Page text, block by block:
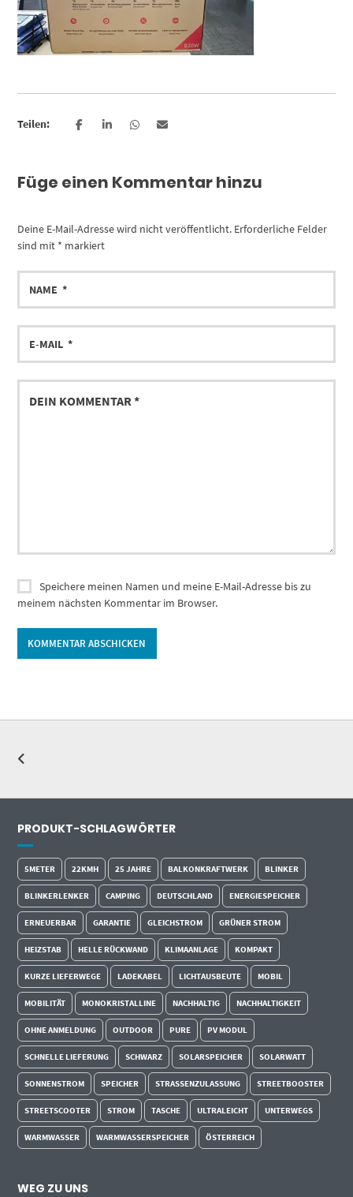
Teilen:
Füge einen Kommentar hinzu
Deine E-Mail-Adresse wird nicht veröffentlicht. Erforderliche Felder
sind mit * markiert
Speichere meinen Namen und meine E-Mail-Adresse bis zu
meinem nächsten Kommentar im Browser.
PRODUKT-SCHLAGWÖRTER
5METER 22KMH 25 JAHRE BALKONKRAFTWERK BLINKER
BLINKERLENKER CAMPING DEUTSCHLAND ENERGIESPEICHER
ERNEUERBAR GARANTIE GLEICHSTROM GRÜNER STROM
HEIZSTAB HELLE RÜCKWAND KLIMAANLAGE KOMPAKT
KURZE LIEFERWEGE LADEKABEL LICHTAUSBEUTE MOBIL
MOBILITÄT MONOKRISTALLINE NACHHALTIG NACHHALTIGKEIT
OHNE ANMELDUNG OUTDOOR PURE PV MODUL
SCHNELLE LIEFERUNG SCHWARZ SOLARSPEICHER SOLARWATT
SONNENSTROM SPEICHER STRASSENZULASSUNG STREETBOOSTER
STREETSCOOTER STROM TASCHE ULTRALEICHT UNTERWEGS
WARMWASSER WARMWASSERSPEICHER ÖSTERREICH
WEG ZU UNS